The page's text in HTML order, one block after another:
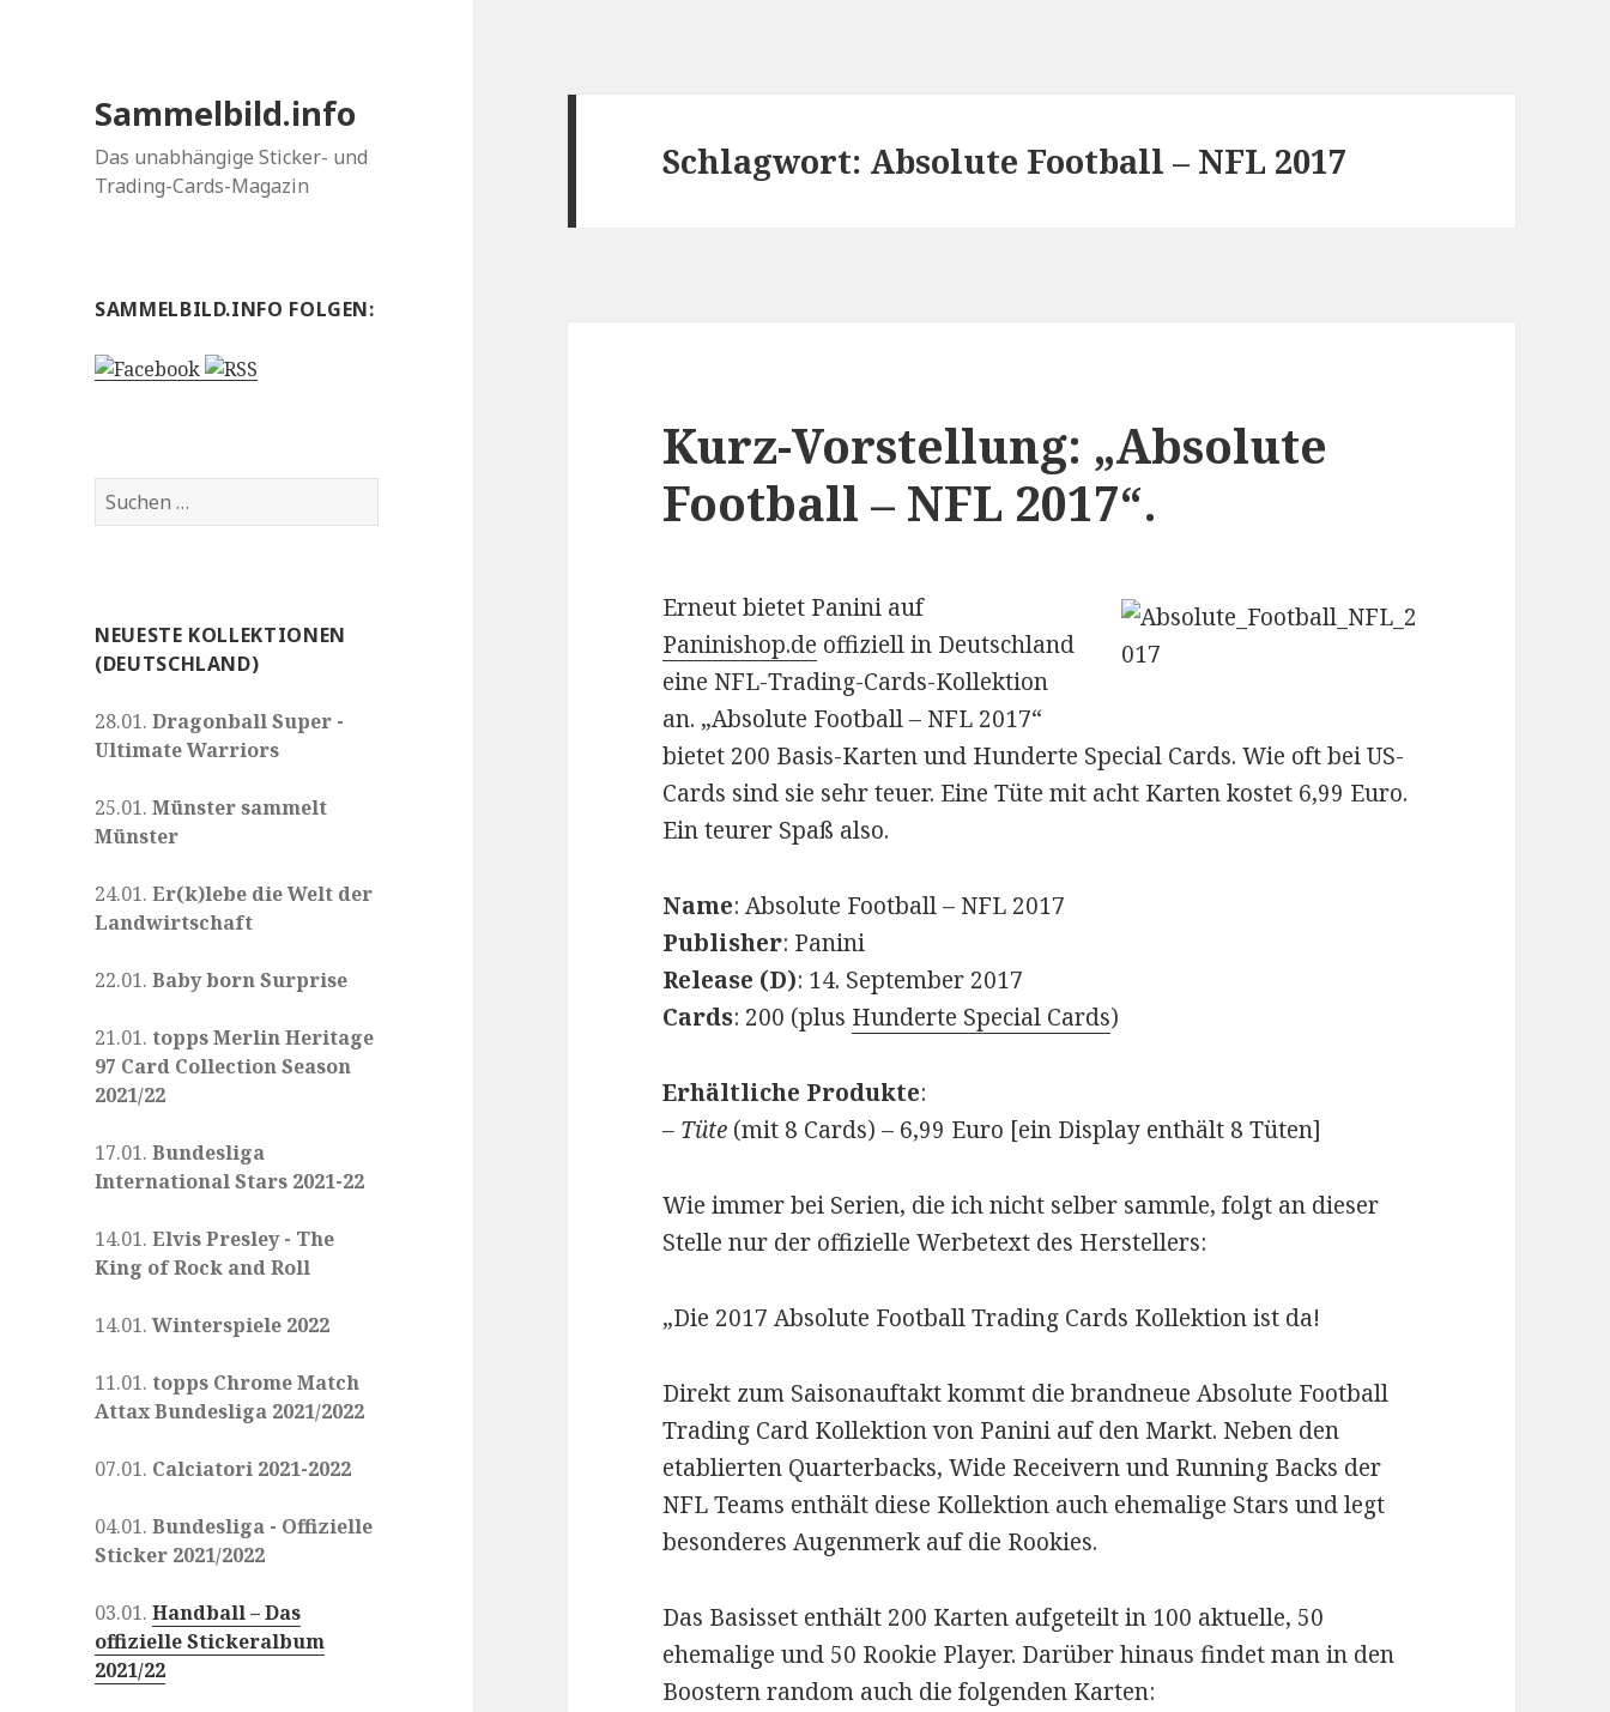
Sammelbild.info
Das unabhängige Sticker- und
Trading-Cards-Magazin
SAMMELBILD.INFO FOLGEN:
Suchen
nach:
NEUESTE KOLLEKTIONEN
(DEUTSCHLAND)
28.01.Dragonball Super -
Ultimate Warriors
25.01.Münster sammelt
Münster
24.01.Er(k)lebe die Welt der
Landwirtschaft
22.01.Baby born Surprise
21.01.topps Merlin Heritage
97 Card Collection Season
2021/22
17.01.Bundesliga
International Stars 2021-22
14.01.Elvis Presley - The
King of Rock and Roll
14.01.Winterspiele 2022
11.01.topps Chrome Match
Attax Bundesliga 2021/2022
07.01. Calciatori 2021-2022
04.01.Bundesliga - Offizielle
Sticker 2021/2022
03.01.Handball – Das
offizielle Stickeralbum
2021/22
Schlagwort: Absolute Football – NFL 2017
Kurz-Vorstellung: „Absolute
Football – NFL 2017“.
Erneut bietet Panini auf
Paninishop.de offiziell in Deutschland
eine NFL-Trading-Cards-Kollektion
an. „Absolute Football – NFL 2017“
bietet 200 Basis-Karten und Hunderte Special Cards. Wie oft bei US-
Cards sind sie sehr teuer. Eine Tüte mit acht Karten kostet 6,99 Euro.
Ein teurer Spaß also.
Name: Absolute Football – NFL 2017
Publisher: Panini
Release (D): 14. September 2017
Cards: 200 (plus Hunderte Special Cards)
Erhältliche Produkte:
– Tüte (mit 8 Cards) – 6,99 Euro [ein Display enthält 8 Tüten]
Wie immer bei Serien, die ich nicht selber sammle, folgt an dieser
Stelle nur der offizielle Werbetext des Herstellers:
„Die 2017 Absolute Football Trading Cards Kollektion ist da!
Direkt zum Saisonauftakt kommt die brandneue Absolute Football
Trading Card Kollektion von Panini auf den Markt. Neben den
etablierten Quarterbacks, Wide Receivern und Running Backs der
NFL Teams enthält diese Kollektion auch ehemalige Stars und legt
besonderes Augenmerk auf die Rookies.
Das Basisset enthält 200 Karten aufgeteilt in 100 aktuelle, 50
ehemalige und 50 Rookie Player. Darüber hinaus findet man in den
Boostern random auch die folgenden Karten: